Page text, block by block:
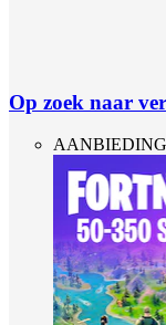
Op zoek naar